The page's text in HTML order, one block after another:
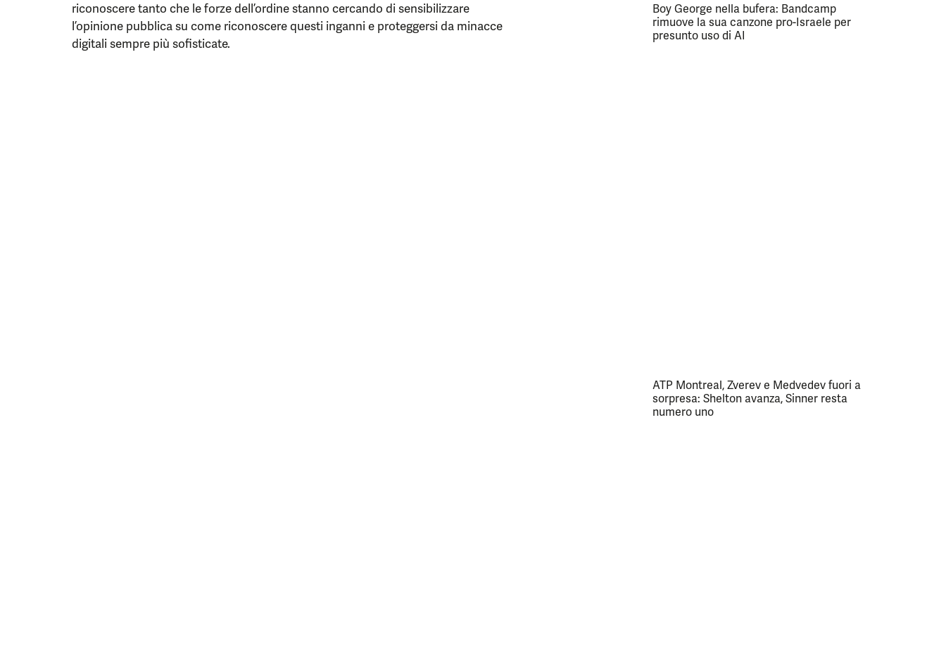
riconoscere tanto che le forze dell’ordine stanno cercando di sensibilizzare
l’opinione pubblica su come riconoscere questi inganni e proteggersi da minacce
digitali sempre più sofisticate.
Boy George nella bufera: Bandcamp
rimuove la sua canzone pro-Israele per
presunto uso di AI
ATP Montreal, Zverev e Medvedev fuori a
sorpresa: Shelton avanza, Sinner resta
numero uno